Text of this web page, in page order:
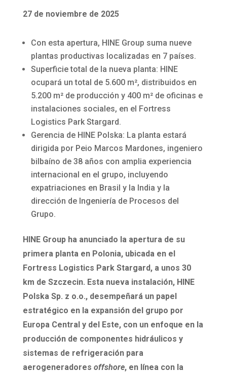
27 de noviembre de 2025
Con esta apertura, HINE Group suma nueve
plantas productivas localizadas en 7 países.
Superficie total de la nueva planta: HINE
ocupará un total de 5.600 m², distribuidos en
5.200 m² de producción y 400 m² de oficinas e
instalaciones sociales, en el Fortress
Logistics Park Stargard.
Gerencia de HINE Polska: La planta estará
dirigida por Peio Marcos Mardones, ingeniero
bilbaíno de 38 años con amplia experiencia
internacional en el grupo, incluyendo
expatriaciones en Brasil y la India y la
dirección de Ingeniería de Procesos del
Grupo.
HINE Group ha anunciado la apertura de su
primera planta en Polonia, ubicada en el
Fortress Logistics Park Stargard, a unos 30
km de Szczecin. Esta nueva instalación, HINE
Polska Sp. z o.o., desempeñará un papel
estratégico en la expansión del grupo por
Europa Central y del Este, con un enfoque en la
producción de componentes hidráulicos y
sistemas de refrigeración para
aerogeneradores offshore, en línea con la